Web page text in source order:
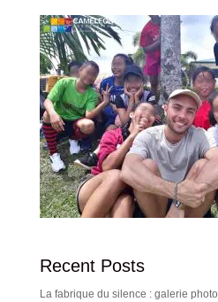
Recent Posts
La fabrique du silence : galerie photo